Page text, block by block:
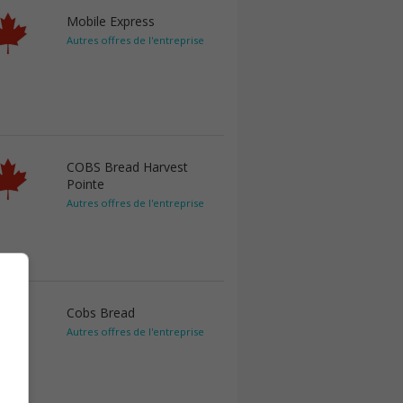
Mobile Express
Autres offres de l'entreprise
COBS Bread Harvest
Pointe
Autres offres de l'entreprise
Cobs Bread
Autres offres de l'entreprise